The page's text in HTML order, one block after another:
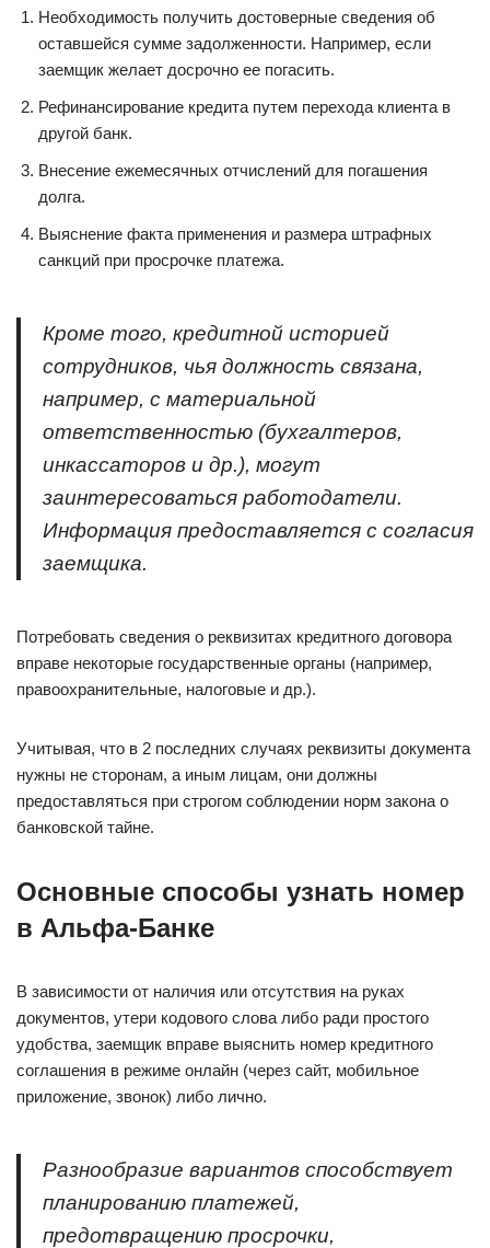
Необходимость получить достоверные сведения об
оставшейся сумме задолженности. Например, если
заемщик желает досрочно ее погасить.
Рефинансирование кредита путем перехода клиента в
другой банк.
Внесение ежемесячных отчислений для погашения
долга.
Выяснение факта применения и размера штрафных
санкций при просрочке платежа.
Кроме того, кредитной историей
сотрудников, чья должность связана,
например, с материальной
ответственностью (бухгалтеров,
инкассаторов и др.), могут
заинтересоваться работодатели.
Информация предоставляется с согласия
заемщика.
Потребовать сведения о реквизитах кредитного договора
вправе некоторые государственные органы (например,
правоохранительные, налоговые и др.).
Учитывая, что в 2 последних случаях реквизиты документа
нужны не сторонам, а иным лицам, они должны
предоставляться при строгом соблюдении норм закона о
банковской тайне.
Основные способы узнать номер
в Альфа-Банке
В зависимости от наличия или отсутствия на руках
документов, утери кодового слова либо ради простого
удобства, заемщик вправе выяснить номер кредитного
соглашения в режиме онлайн (через сайт, мобильное
приложение, звонок) либо лично.
Разнообразие вариантов способствует
планированию платежей,
предотвращению просрочки,